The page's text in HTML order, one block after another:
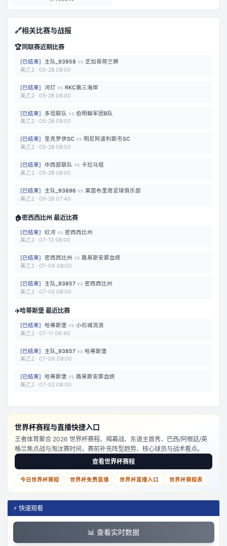
🔗相关比赛与战报
🏆同联赛近期比赛
[已结束] 主队_93958 vs 芝加哥荷兰狮
美乙2· 05-28 08:00
[已结束] 河灯 vs RKC第三海岸
美乙2· 05-28 08:00
[已结束] 多坦联队 vs 伯明翰军团B队
美乙2· 05-28 08:00
[已结束] 圣克罗伊SC vs 明尼阿波利斯市SC
美乙2· 05-28 08:00
[已结束] 中西部联队 vs 卡拉马祖
美乙2· 05-28 08:00
[已结束] 主队_93896 vs 莱茵布里奇足球俱乐部
美乙2· 05-28 07:40
🏠密西西比州 最近比赛
[已结束] 红河 vs 密西西比州
美乙2· 07-12 08:00
[已结束] 密西西比州 vs 路易斯安那血统
美乙2· 07-09 08:00
[已结束] 主队_93857 vs 密西西比州
美乙2· 07-05 08:00
✈️哈蒂斯堡 最近比赛
[已结束] 哈蒂斯堡 vs 小石城流浪
美乙2· 07-11 06:40
[已结束] 主队_93857 vs 哈蒂斯堡
美乙2· 07-09 08:00
[已结束] 哈蒂斯堡 vs 路易斯安那血统
美乙2· 07-02 08:00
世界杯赛程与直播快捷入口
王者体育聚合 2026 世界杯赛程、揭幕战、东道主首秀、巴西/阿根廷/英
格兰焦点战与淘汰赛时间，赛前补充阵型趋势、核心球员与战术看点。
查看世界杯赛程
今日世界杯赛程 世界杯免费直播 世界杯直播入口 世界杯赛程表
⚡ 快速观看
📊 查看实时数据